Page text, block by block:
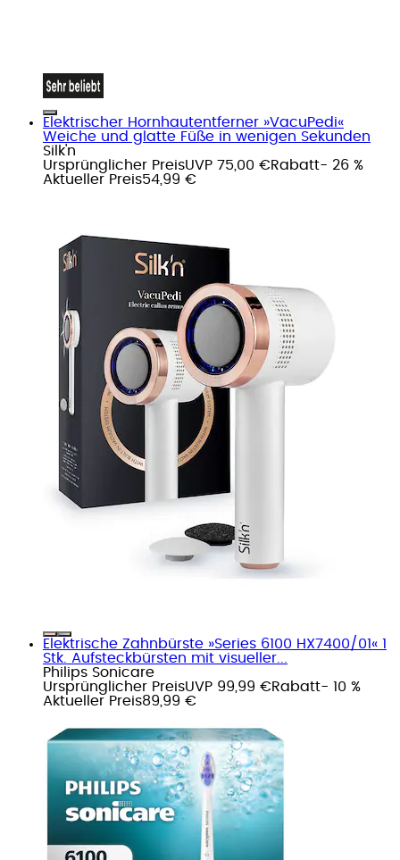
Elektrischer Hornhautentferner »VacuPedi«
Weiche und glatte Füße in wenigen Sekunden
Silk'n
Ursprünglicher PreisUVP 75,00 €Rabatt- 26 %
Aktueller Preis54,99 €
Elektrische Zahnbürste »Series 6100 HX7400/01« 1
Stk. Aufsteckbürsten mit visueller...
Philips Sonicare
Ursprünglicher PreisUVP 99,99 €Rabatt- 10 %
Aktueller Preis89,99 €